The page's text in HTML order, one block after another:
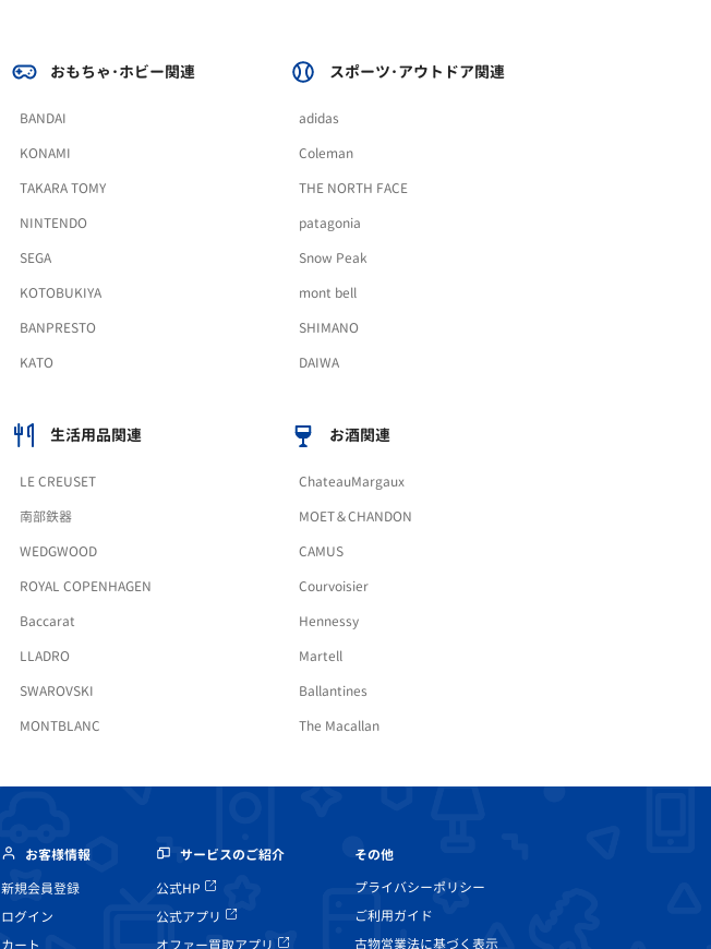
おもちゃ･ホビー関連
BANDAI
KONAMI
TAKARA TOMY
NINTENDO
SEGA
KOTOBUKIYA
BANPRESTO
KATO
スポーツ･アウトドア関連
adidas
Coleman
THE NORTH FACE
patagonia
Snow Peak
mont bell
SHIMANO
DAIWA
生活用品関連
LE CREUSET
南部鉄器
WEDGWOOD
ROYAL COPENHAGEN
Baccarat
LLADRO
SWAROVSKI
MONTBLANC
お酒関連
ChateauMargaux
MOET＆CHANDON
CAMUS
Courvoisier
Hennessy
Martell
Ballantines
The Macallan
お客様情報
新規会員登録
ログイン
カート
サービスのご紹介
公式HP
公式アプリ
オファー買取アプリ
その他
プライバシーポリシー
ご利用ガイド
古物営業法に基づく表示